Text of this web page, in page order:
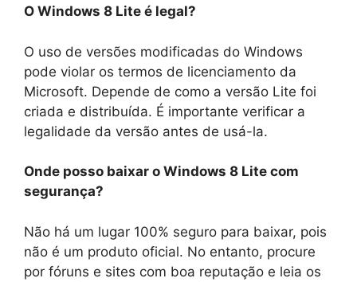
O Windows 8 Lite é legal?
O uso de versões modificadas do Windows
pode violar os termos de licenciamento da
Microsoft. Depende de como a versão Lite foi
criada e distribuída. É importante verificar a
legalidade da versão antes de usá-la.
Onde posso baixar o Windows 8 Lite com
segurança?
Não há um lugar 100% seguro para baixar, pois
não é um produto oficial. No entanto, procure
por fóruns e sites com boa reputação e leia os